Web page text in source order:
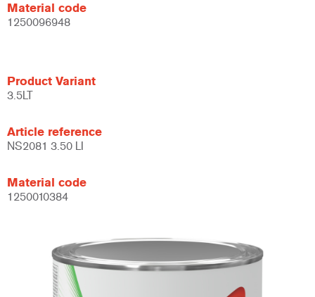
Material code
1250096948
Product Variant
3.5LT
Article reference
NS2081 3.50 LI
Material code
1250010384